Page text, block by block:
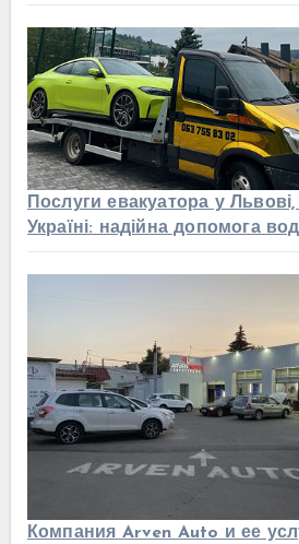
Послуги евакуатора у Львові,
Україні: надійна допомога
Компания Arven Auto и ее